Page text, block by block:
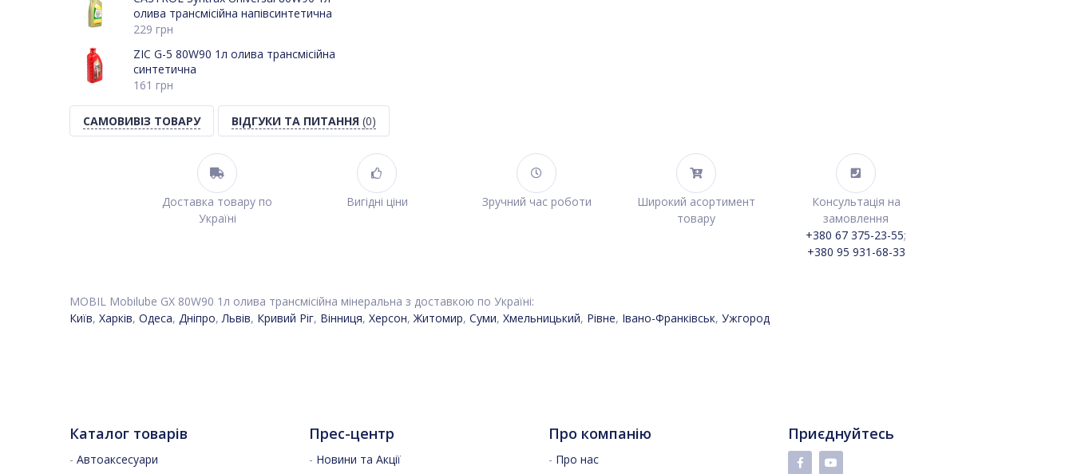
олива трансмісійна напівсинтетична
229 грн
ZIC G-5 80W90 1л олива трансмісійна
синтетична
161 грн
САМОВИВІЗ ТОВАРУ ВІДГУКИ ТА ПИТАННЯ (0)
Доставка товару по
Україні
Вигідні ціни Зручний час роботи
Широкий асортимент
товару
Консультація на
замовлення
+380 67 375-23-55;
+380 95 931-68-33
MOBIL Mobilube GX 80W90 1л олива трансмісійна мінеральна з доставкою по Україні:
Київ, Харків, Одеса, Дніпро,Львів, Кривий Ріг, Вінниця, Херсон,Житомир, Суми, Хмельницький, Рівне, Івано-Франківськ, Ужгород
Каталог товарів
- Автоаксесуари
Прес-центр
- Новини та Акції
Про компанію
- Про нас
Приєднуйтесь